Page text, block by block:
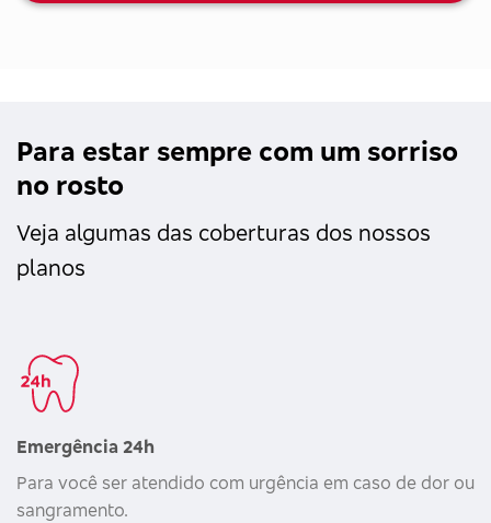
Para estar sempre com um sorriso
no rosto
Veja algumas das coberturas dos nossos
planos
Emergência 24h
Para você ser atendido com urgência em caso de dor ou
sangramento.